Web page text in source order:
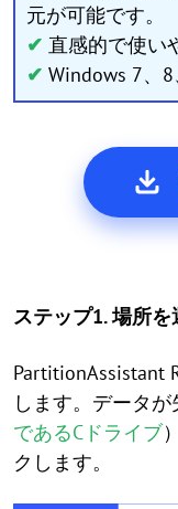
元が可能です。
✔ 直感的で使い
✔ Windows 7、8
ステップ1. 場所を
PartitionAssistant
します。データ
であるCドライブ
クします。